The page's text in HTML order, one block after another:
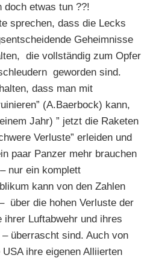
etwas tun ??!
sprechen, dass die Lecks
Geheimnisse
die vollständig zum Opfer
geworden sind.
dass man mit
(A.Baerbock) kann,
Jahr) ” jetzt die Raketen
Verluste” erleiden und
paar Panzer mehr brauchen
nur ein komplett
kann von den Zahlen
über die hohen Verluste der
ihrer Luftabwehr und ihres
überrascht sind. Auch von
ihre eigenen Alliierten